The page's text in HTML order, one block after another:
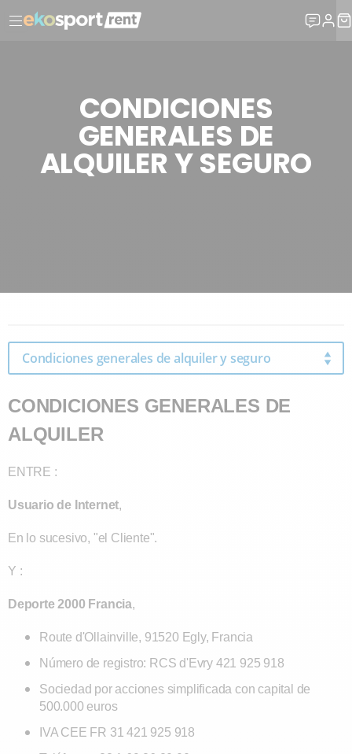
CONDICIONES
GENERALES DE
ALQUILER Y SEGURO
Condiciones generales de alquiler y seguro
CONDICIONES GENERALES DE
ALQUILER
ENTRE :
Usuario de Internet,
En lo sucesivo, "el Cliente".
Y :
Deporte 2000 Francia,
Route d'Ollainville, 91520 Egly, Francia
Número de registro: RCS d'Evry 421 925 918
Sociedad por acciones simplificada con capital de
500.000 euros
IVA CEE FR 31 421 925 918